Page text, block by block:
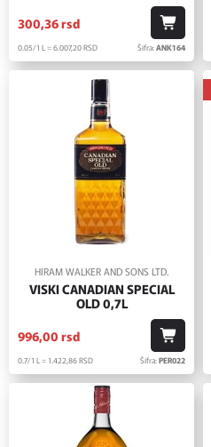
300,36rsd
0.05/1 L = 6.007,20RSD Šifra:ANK164
HIRAM WALKER AND SONS LTD.
VISKI CANADIAN SPECIAL
OLD 0,7L
996,00 rsd
0.7/1 L = 1.422,86RSD Šifra:PER022